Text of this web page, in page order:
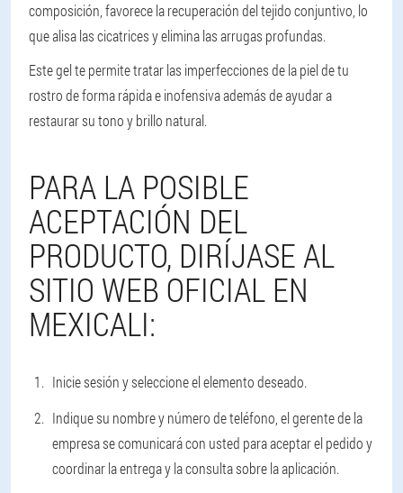
composición, favorece la recuperación del tejido conjuntivo, lo
que alisa las cicatrices y elimina las arrugas profundas.
Este gel te permite tratar las imperfecciones de la piel de tu
rostro de forma rápida e inofensiva además de ayudar a
restaurar su tono y brillo natural.
PARA LA POSIBLE
ACEPTACIÓN DEL
PRODUCTO, DIRÍJASE AL
SITIO WEB OFICIAL EN
MEXICALI:
Inicie sesión y seleccione el elemento deseado.
Indique su nombre y número de teléfono, el gerente de la
empresa se comunicará con usted para aceptar el pedido y
coordinar la entrega y la consulta sobre la aplicación.